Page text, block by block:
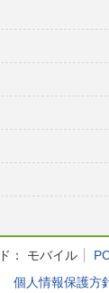
： モバイル
個人情報保護方